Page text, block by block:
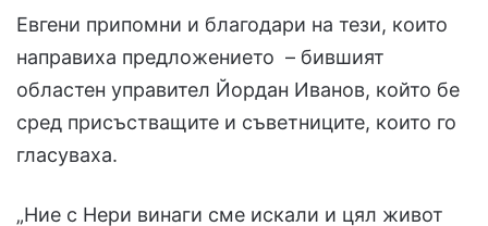
Евгени припомни и благодари на тези, които
направиха предложението – бившият
областен управител Йордан Иванов, който бе
сред присъстващите и съветниците, които го
гласуваха.
„Ние с Нери винаги сме искали и цял живот